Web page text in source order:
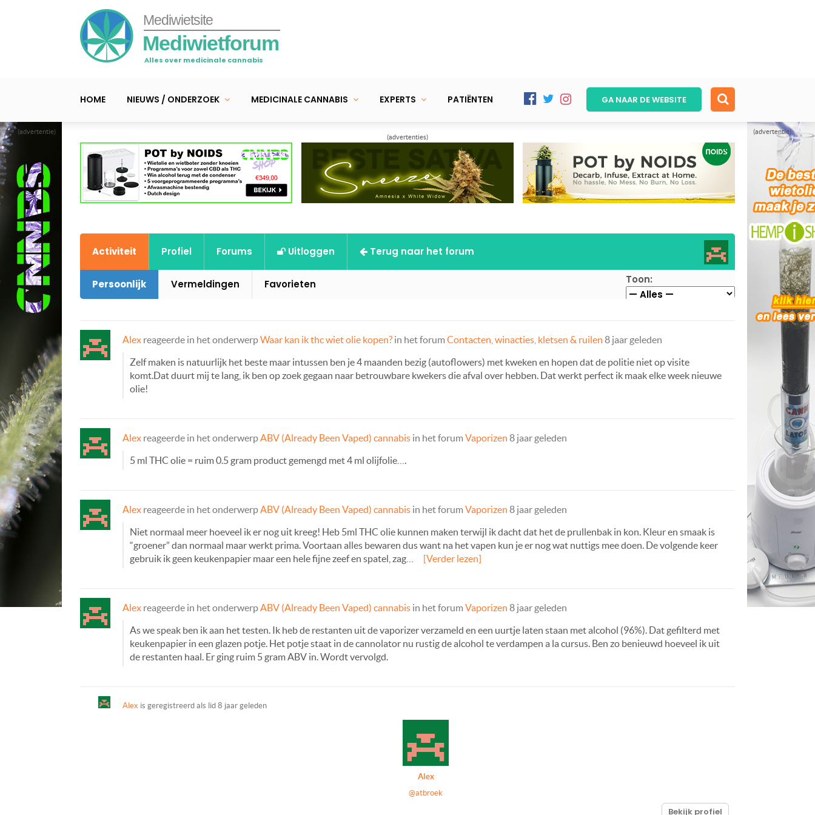
(advertentie) (advertentie)
Mediwietsite
Mediwietforum
Alles over medicinale cannabis
HOME NIEUWS / ONDERZOEK MEDICINALE CANNABIS EXPERTS PATIËNTEN GA NAAR DEWEBSITE
(advertenties)
Activiteit Profiel Forums Uitloggen Terug naar het forum
Persoonlijk Vermeldingen Favorieten Toon:
Alex reageerde in het onderwerpWaar kan ik thc wiet olie kopen? in het forum Contacten, winacties, kletsen & ruilen 8 jaar geleden
Zelf maken is natuurlijk het beste maar intussen ben je 4 maanden bezig (autoflowers) met kweken en hopen dat de politie niet op visite
komt.Dat duurt mij te lang, ik ben op zoek gegaan naar betrouwbare kwekers die afval over hebben. Dat werkt perfect ik maak elke week nieuwe
olie!
Alex reageerde in het onderwerp ABV (Already Been Vaped) cannabis in het forum Vaporizen 8 jaar geleden
5 ml THC olie = ruim 0.5 gram product gemengd met 4 ml olijfolie….
Alex reageerde in het onderwerp ABV (Already Been Vaped) cannabis in het forum Vaporizen 8 jaar geleden
Niet normaal meer hoeveel ik er nog uit kreeg! Heb 5ml THC olie kunnen maken terwijl ik dacht dat het de prullenbak in kon. Kleur en smaak is
“groener” dan normaal maar werkt prima. Voortaan alles bewaren dus want na het vapen kun je er nog wat nuttigs mee doen. De volgende keer
gebruik ik geen keukenpapier maar een hele fijne zeef en spatel, zag…
[Verder lezen]
Alex reageerde in het onderwerp ABV (Already Been Vaped) cannabis in het forum Vaporizen 8 jaar geleden
As we speak ben ik aan het testen. Ik heb de restanten uit de vaporizer verzameld en een uurtje laten staan met alcohol (96%). Dat gefilterd met
keukenpapier in een glazen potje. Het potje staat in de cannolator nu rustig de alcohol te verdampen a la cursus. Ben zo benieuwd hoeveel ik uit
de restanten haal. Er ging ruim 5 gram ABV in. Wordt vervolgd.
Alex is geregistreerd als lid 8 jaar geleden
Alex
@atbroek
Bekijk profiel